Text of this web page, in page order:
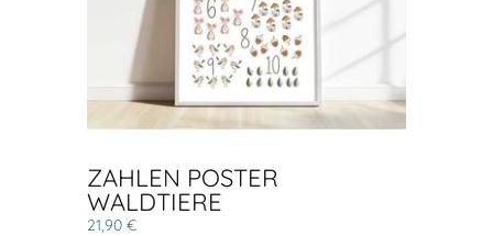
ZAHLEN POSTER
WALDTIERE
21,90 €